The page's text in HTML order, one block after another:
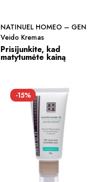
NATINUEL HOMEO – GEN
Veido Kremas
Prisijunkite, kad
matytumėte kainą
-15%